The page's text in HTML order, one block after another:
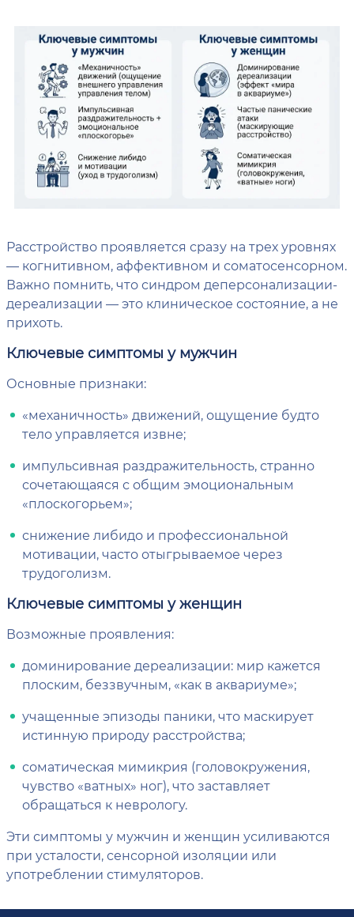
Расстройство проявляется сразу на трех уровнях
— когнитивном, аффективном и соматосенсорном.
Важно помнить, что синдром деперсонализации-
дереализации — это клиническое состояние, а не
прихоть.
Ключевые симптомы у мужчин
Основные признаки:
«механичность» движений, ощущение будто
тело управляется извне;
импульсивная раздражительность, странно
сочетающаяся с общим эмоциональным
«плоскогорьем»;
снижение либидо и профессиональной
мотивации, часто отыгрываемое через
трудоголизм.
Ключевые симптомы у женщин
Возможные проявления:
доминирование дереализации: мир кажется
плоским, беззвучным, «как в аквариуме»;
учащенные эпизоды паники, что маскирует
истинную природу расстройства;
соматическая мимикрия (головокружения,
чувство «ватных» ног), что заставляет
обращаться к неврологу.
Эти симптомы у мужчин и женщин усиливаются
при усталости, сенсорной изоляции или
употреблении стимуляторов.